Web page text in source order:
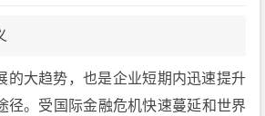
的大趋势，也是企业短期内迅速提升
径。受国际金融危机快速蔓延和世界